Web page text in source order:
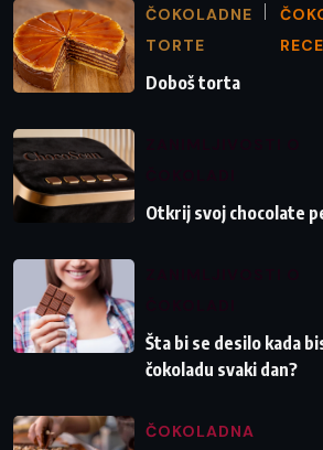
ČOKOLADNE
TORTE
Doboš torta
Otkrij svoj chocolate
Šta bi se desilo kada
čokoladu svaki dan?
ČOKOLADNA